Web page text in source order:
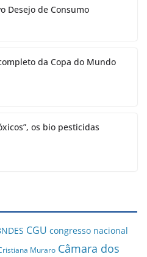
Desejo de Consumo
da Copa do Mundo
os bio pesticidas
CGU congresso nacional
Muraro Câmara dos